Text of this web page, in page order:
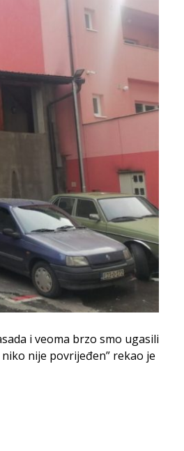
i veoma brzo smo ugasili
nije povrijeđen” rekao je